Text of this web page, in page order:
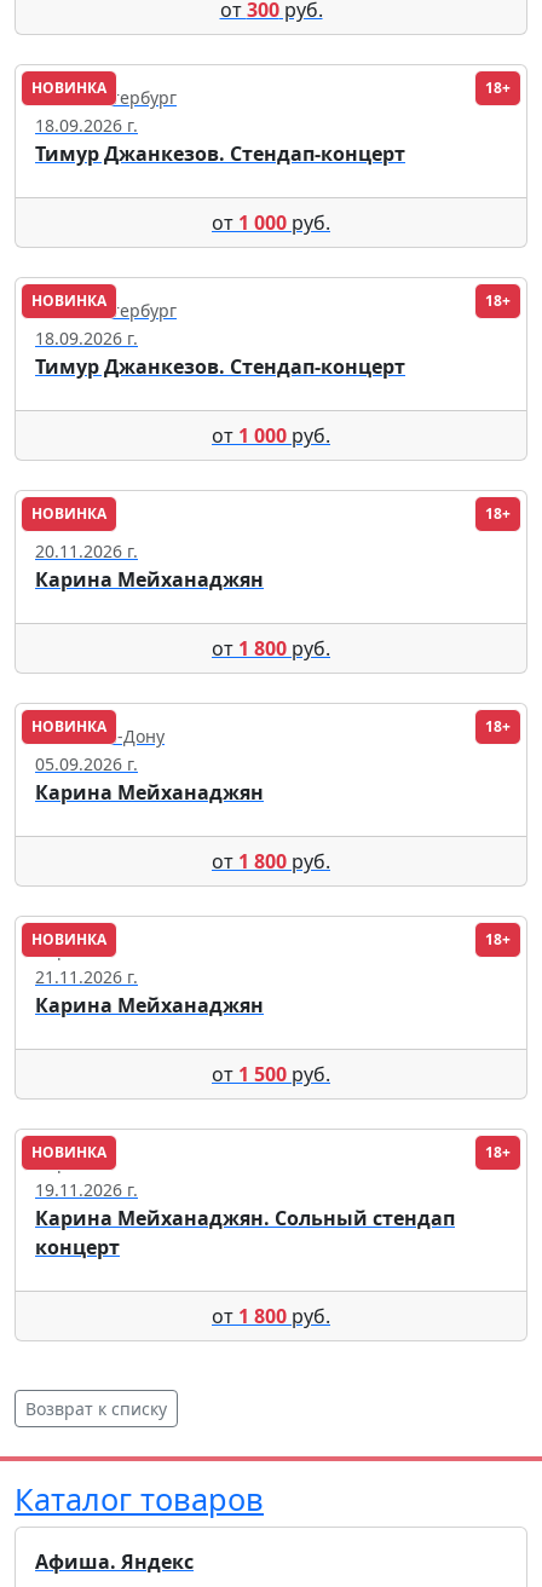
от300руб.
НОВИНКА 18+
Санкт-Петербург
18.09.2026 г.
Тимур Джанкезов. Стендап-концерт
от 1 000 руб.
НОВИНКА 18+
Санкт-Петербург
18.09.2026 г.
Тимур Джанкезов. Стендап-концерт
от 1 000 руб.
НОВИНКА 18+
Ижевск
20.11.2026 г.
Карина Мейханаджян
от 1 800 руб.
НОВИНКА 18+
Ростов-на-Дону
05.09.2026 г.
Карина Мейханаджян
от 1 800 руб.
НОВИНКА 18+
Пермь
21.11.2026 г.
Карина Мейханаджян
от 1 500 руб.
НОВИНКА 18+
Киров
19.11.2026 г.
Карина Мейханаджян. Сольный стендап
концерт
от 1 800 руб.
Возврат к списку
Каталог товаров
Афиша. Яндекс